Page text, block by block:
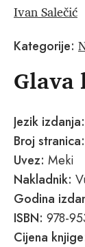
Ivan Salečić
Kategorije:
Glava
Jezik izdanja:
Broj stranica:
Uvez: Meki
Nakladnik:
Godina
ISBN: 978-
Cijena